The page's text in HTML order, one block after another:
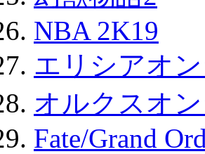
NBA 2K19
エリシアオ
オルクスオ
Fate/Grand